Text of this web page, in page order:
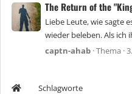
The Return of the
Liebe Leute, wie sagte
wieder beleben. Als ich
captn-ahab Thema
Schlagworte